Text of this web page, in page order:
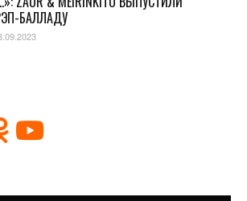
БАЛЛАДУ